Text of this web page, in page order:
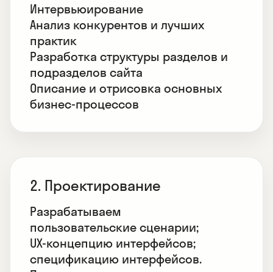
Интервьюирование
Анализ конкурентов и лучших
практик
Разработка структуры разделов и
подразделов сайта
Описание и отрисовка основных
бизнес-процессов
2. Проектирование
Разрабатываем
пользовательские сценарии;
UX-концепцию интерфейсов;
спецификацию интерфейсов.